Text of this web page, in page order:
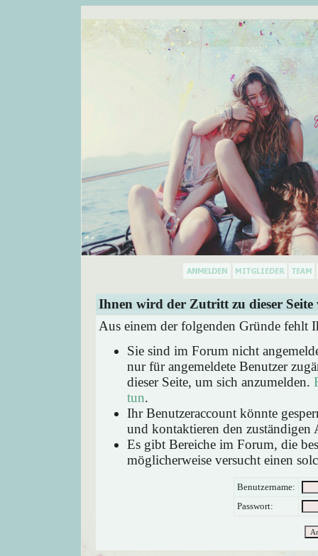
Ihnen wird der Zutritt zu dieser Seite
Aus einem der folgenden Gründe fehlt
Sie sind im Forum nicht
nur für angemeldete Benutzer
dieser Seite, um sich anzumelden.
tun.
Ihr Benutzeraccount könnte
und kontaktieren den zuständigen
Es gibt Bereiche im Forum, die
möglicherweise versucht einen
Benutzername:
Passwort: